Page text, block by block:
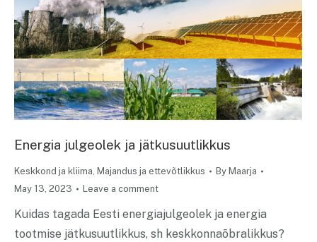
Energia julgeolek ja jätkusuutlikkus
Keskkond ja kliima, Majandus ja ettevõtlikkus By Maarja
May 13, 2023
Leave a comment
Kuidas tagada Eesti energiajulgeolek ja energia
tootmise jätkusuutlikkus, sh keskkonnaõbralikkus?